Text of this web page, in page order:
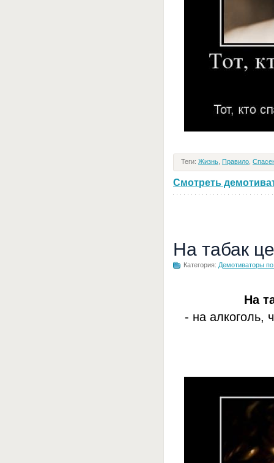
Теги: Жизнь Правило
Смотреть
На табак
Категория: Демотиваторы
На
- на алкоголь,